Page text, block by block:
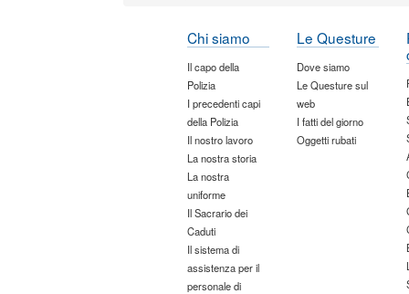
Chi siamo
Il capo della
Polizia
I precedenti capi
della Polizia
Il nostro lavoro
La nostra storia
La nostra
uniforme
Il Sacrario dei
Caduti
Il sistema di
assistenza per il
personale di
Le Questure
Dove siamo
Le Questure sul
web
I fatti del giorno
Oggetti rubati